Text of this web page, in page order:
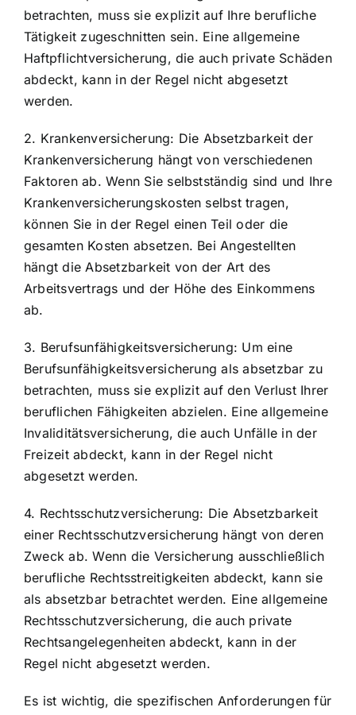
betrachten, muss sie explizit auf Ihre berufliche
Tätigkeit zugeschnitten sein. Eine allgemeine
Haftpflichtversicherung, die auch private Schäden
abdeckt, kann in der Regel nicht abgesetzt
werden.
2. Krankenversicherung: Die Absetzbarkeit der
Krankenversicherung hängt von verschiedenen
Faktoren ab. Wenn Sie selbstständig sind und Ihre
Krankenversicherungskosten selbst tragen,
können Sie in der Regel einen Teil oder die
gesamten Kosten absetzen. Bei Angestellten
hängt die Absetzbarkeit von der Art des
Arbeitsvertrags und der Höhe des Einkommens
ab.
3. Berufsunfähigkeitsversicherung: Um eine
Berufsunfähigkeitsversicherung als absetzbar zu
betrachten, muss sie explizit auf den Verlust Ihrer
beruflichen Fähigkeiten abzielen. Eine allgemeine
Invaliditätsversicherung, die auch Unfälle in der
Freizeit abdeckt, kann in der Regel nicht
abgesetzt werden.
4. Rechtsschutzversicherung: Die Absetzbarkeit
einer Rechtsschutzversicherung hängt von deren
Zweck ab. Wenn die Versicherung ausschließlich
berufliche Rechtsstreitigkeiten abdeckt, kann sie
als absetzbar betrachtet werden. Eine allgemeine
Rechtsschutzversicherung, die auch private
Rechtsangelegenheiten abdeckt, kann in der
Regel nicht abgesetzt werden.
Es ist wichtig, die spezifischen Anforderungen für